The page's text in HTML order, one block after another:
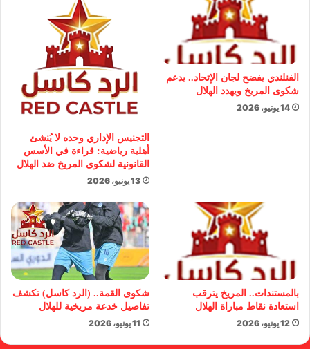
الفنلندي يفضح لجان الإتحاد.. يدعم
شكوى المريخ ويهدد الهلال
14 يونيو، 2026
التجنيس الإداري وحده لا يُنشئ
أهلية رياضية: قراءة في الأسس
القانونية لشكوى المريخ ضد الهلال
13 يونيو، 2026
بالمستندات.. المريخ يترقب
استعادة نقاط مباراة الهلال
12 يونيو، 2026
شكوى القمة.. (الرد كاسل) تكشف
تفاصيل خدعة مريخية للهلال
11 يونيو، 2026